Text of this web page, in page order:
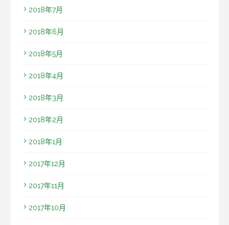
2018年7月
2018年6月
2018年5月
2018年4月
2018年3月
2018年2月
2018年1月
2017年12月
2017年11月
2017年10月